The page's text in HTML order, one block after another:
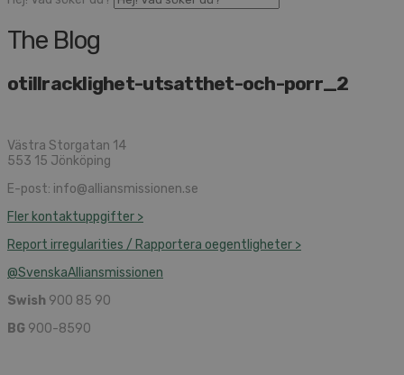
The Blog
otillracklighet-utsatthet-och-porr_2
Västra Storgatan 14
553 15 Jönköping
E-post: info@alliansmissionen.se
Fler kontaktuppgifter >
Report irregularities / Rapportera oegentligheter >
@SvenskaAlliansmissionen
Swish 900 85 90
BG 900-8590